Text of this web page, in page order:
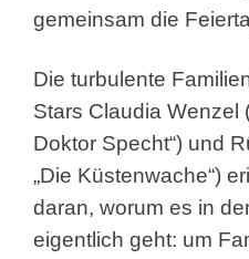
gemeinsam die
Die turbulente
Stars Claudia Wenzel
Doktor Specht“) und
„Die Küstenwache“)
daran, worum es in
eigentlich geht: um